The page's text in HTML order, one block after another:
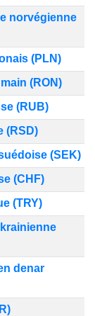
norvégienne
(PLN)
(RON)
(RUB)
(RSD)
(SEK)
(CHF)
(TRY)
denar